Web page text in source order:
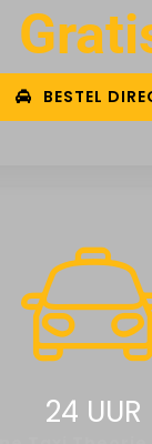
BESTEL
24 UUR